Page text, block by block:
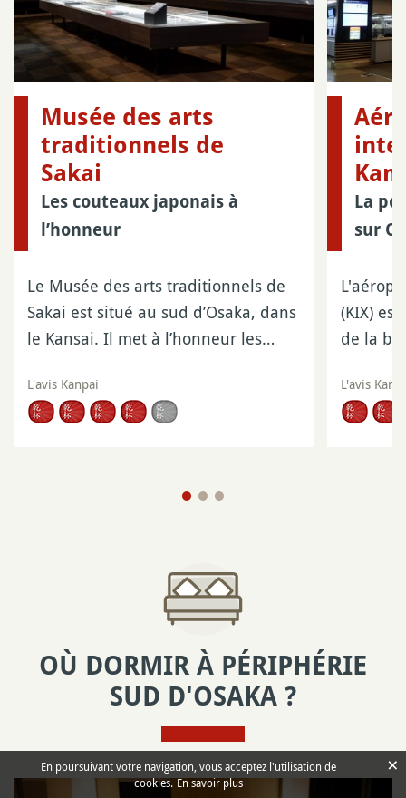
Musée des arts
traditionnels de
Sakai
Les couteaux japonais à
l’honneur
Le Musée des arts traditionnels de
Sakai est situé au sud d’Osaka, dans
le Kansai. Il met à l’honneur les…
L'avis Kanpai
La
sur
(KIX)
de la
L'avis
OÙ DORMIR À PÉRIPHÉRIE
SUD D'OSAKA ?
En poursuivant votre navigation, vous acceptez l'utilisation de
cookies. En savoir plus
×